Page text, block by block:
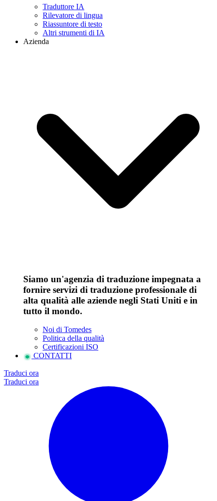
Traduttore IA
Rilevatore di lingua
Riassuntore di testo
Altri strumenti di IA
Azienda
Siamo un'agenzia di traduzione impegnata a
fornire servizi di traduzione professionale di
alta qualità alle aziende negli Stati Uniti e in
tutto il mondo.
Noi di Tomedes
Politica della qualità
Certificazioni ISO
CONTATTI
Traduci ora
Traduci ora